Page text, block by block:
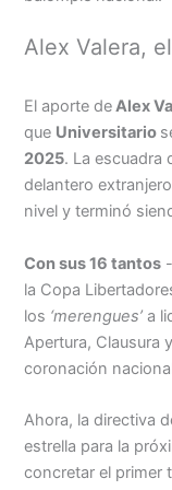
Alex Valera,
El aporte deAlex
que Universitario
2025. La escuadra
delantero
nivel y terminó
Con sus 16 tantos
la Copa
los ‘merengues’a
Apertura, Clausura
coronación
Ahora, la directiva
estrella para la
concretar el primer